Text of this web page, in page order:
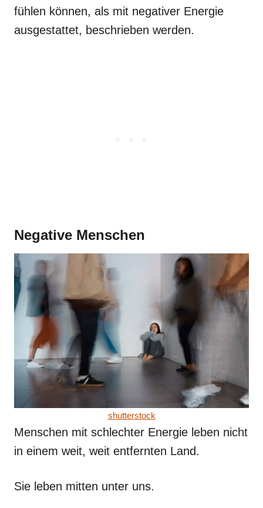
fühlen können, als mit negativer Energie
ausgestattet, beschrieben werden.
Negative Menschen
shutterstock
Menschen mit schlechter Energie leben nicht
in einem weit, weit entfernten Land.
Sie leben mitten unter uns.